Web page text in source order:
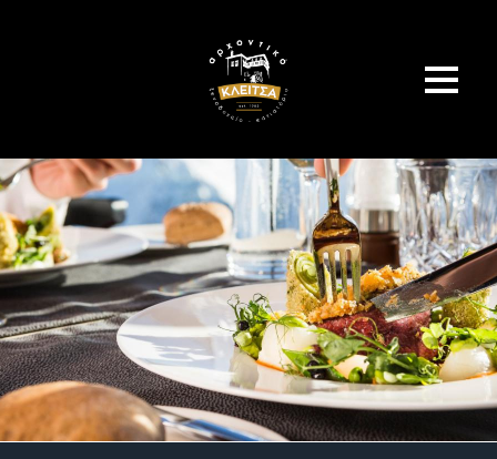
Deutsch